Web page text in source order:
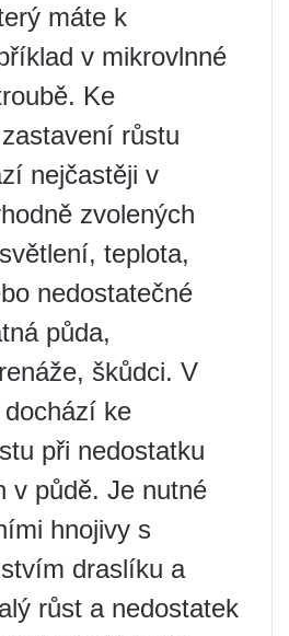
máte k
v mikrovlnné
Ke
růstu
nejčastěji v
zvolených
teplota,
nedostatečné
půda,
škůdci. V
ke
při nedostatku
v půdě. Je nutné
hnojivy s
draslíku a
růst a nedostatek